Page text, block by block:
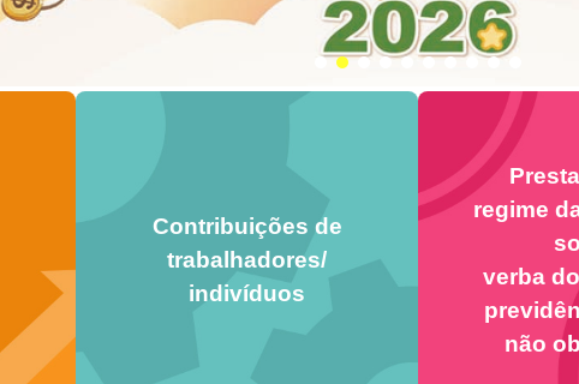
Contribuições de
trabalhadores/
indivíduos
regime
verba
não